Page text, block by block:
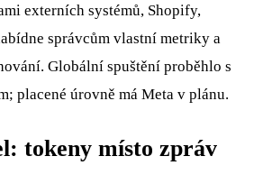
externích systémů, Shopify,
správcům vlastní metriky a
Globální spuštění proběhlo s
placené úrovně má Meta v plánu.
tokeny místo zpráv